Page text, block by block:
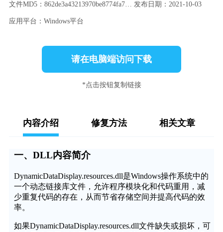
文件MD5：862de3a43213970be8774fa7eef9167a 发布日期：2021-10-03
应用平台：Windows平台
请在电脑端访问下载
*点击按钮复制链接
内容介绍 修复方法 相关文章
一、DLL内容简介
DynamicDataDisplay.resources.dll是Windows操作系统中的
一个动态链接库文件，允许程序模块化和代码重用，减
少重复代码的存在，从而节省存储空间并提高代码的效
率。
如果DynamicDataDisplay.resources.dll文件缺失或损坏，可